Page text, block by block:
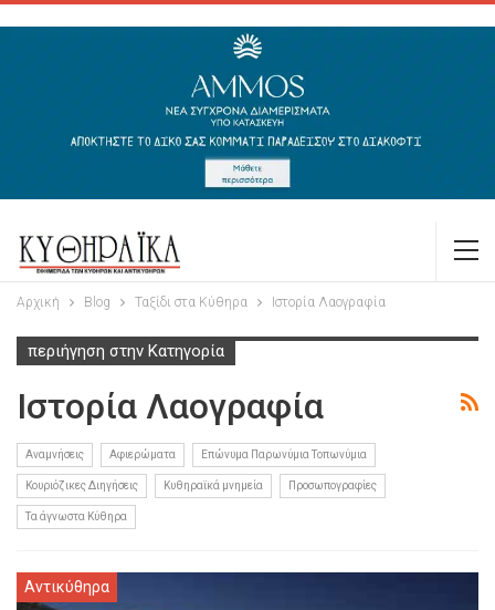
Αρχική Blog Ταξίδι στα Κύθηρα Ιστορία Λαογραφία
περιήγηση στην Κατηγορία
Ιστορία Λαογραφία
Αναμνήσεις Αφιερώματα Επώνυμα Παρωνύμια Τοπωνύμια
Κουριόζικες Διηγήσεις Κυθηραϊκά μνημεία Προσωπογραφίες
Τα άγνωστα Κύθηρα
Αντικύθηρα